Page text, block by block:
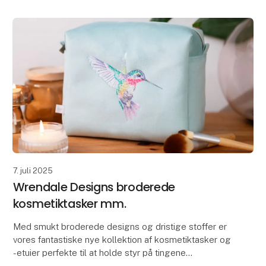
7. juli 2025
Wrendale Designs broderede
kosmetiktasker mm.
Med smukt broderede designs og dristige stoffer er
vores fantastiske nye kollektion af kosmetiktasker og
-etuier perfekte til at holde styr på tingene